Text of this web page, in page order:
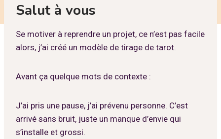
Salut à vous
Se motiver à reprendre un projet, ce n’est pas facile
alors, j’ai créé un modèle de tirage de tarot.
Avant ça quelque mots de contexte :
J’ai pris une pause, j’ai prévenu personne. C’est
arrivé sans bruit, juste un manque d’envie qui
s’installe et grossi.